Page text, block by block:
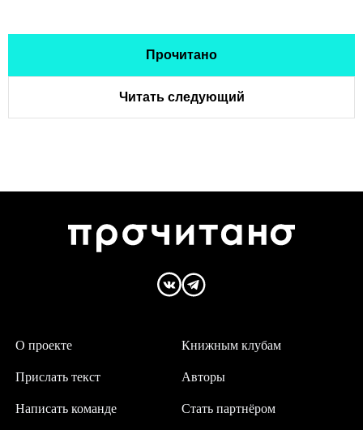
Прочитано
Читать следующий
О проекте
Написать команде
Авторы
Прислать текст
Книжным клубам
Стать партнёром